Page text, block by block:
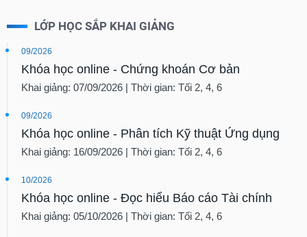
LỚP HỌC SẮP KHAI GIẢNG
09/2026
Khóa học online - Chứng khoán Cơ bản
Khai giảng: 07/09/2026 | Thời gian: Tối 2, 4, 6
09/2026
Khóa học online - Phân tích Kỹ thuật Ứng dụng
Khai giảng: 16/09/2026 | Thời gian: Tối 2, 4, 6
10/2026
Khóa học online - Đọc hiểu Báo cáo Tài chính
Khai giảng: 05/10/2026 | Thời gian: Tối 2, 4, 6